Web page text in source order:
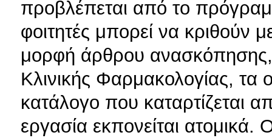
προβλέπεται από το
φοιτητές μπορεί να κριθούν
μορφή άρθρου ανασκόπησης,
Κλινικής Φαρμακολογίας, τα
κατάλογο που καταρτίζεται
εργασία εκπονείται ατομικά.